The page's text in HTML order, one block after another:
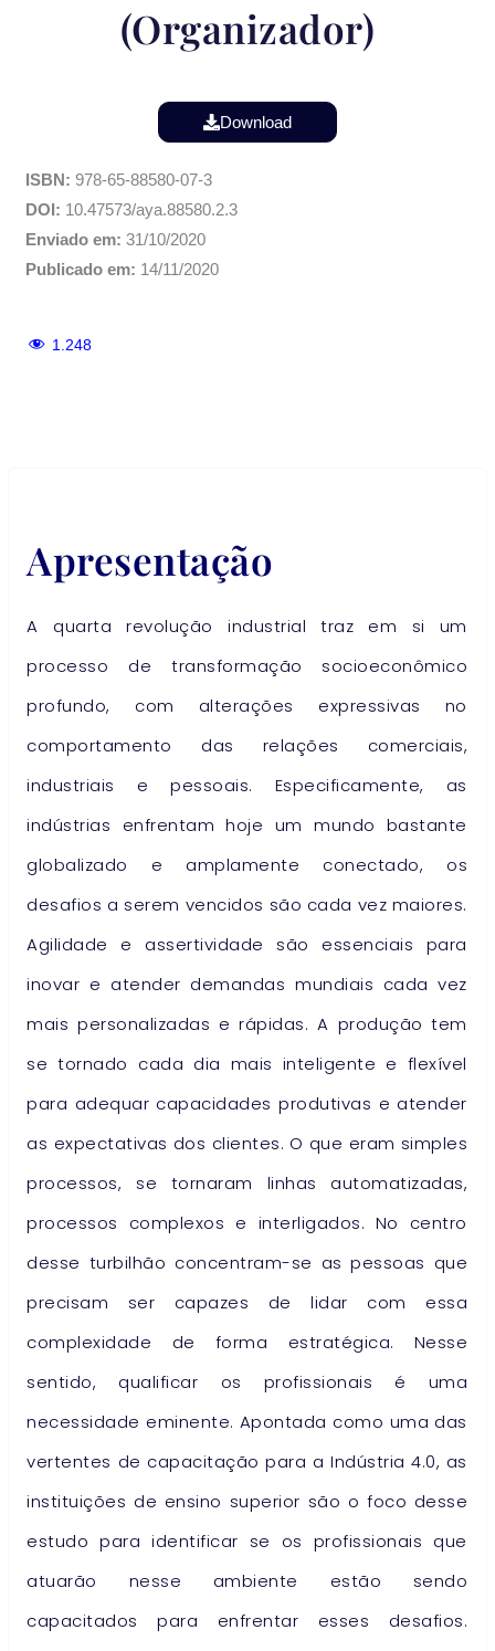
(Organizador)
Download
ISBN: 978-65-88580-07-3
DOI: 10.47573/aya.88580.2.3
Enviado em: 31/10/2020
Publicado em: 14/11/2020
1.248
Apresentação
A quarta revolução industrial traz em si um
processo de transformação socioeconômico
profundo, com alterações expressivas no
comportamento das relações comerciais,
industriais e pessoais. Especificamente, as
indústrias enfrentam hoje um mundo bastante
globalizado e amplamente conectado, os
desafios a serem vencidos são cada vez maiores.
Agilidade e assertividade são essenciais para
inovar e atender demandas mundiais cada vez
mais personalizadas e rápidas. A produção tem
se tornado cada dia mais inteligente e flexível
para adequar capacidades produtivas e atender
as expectativas dos clientes. O que eram simples
processos, se tornaram linhas automatizadas,
processos complexos e interligados. No centro
desse turbilhão concentram-se as pessoas que
precisam ser capazes de lidar com essa
complexidade de forma estratégica. Nesse
sentido, qualificar os profissionais é uma
necessidade eminente. Apontada como uma das
vertentes de capacitação para a Indústria 4.0, as
instituições de ensino superior são o foco desse
estudo para identificar se os profissionais que
atuarão nesse ambiente estão sendo
capacitados para enfrentar esses desafios.